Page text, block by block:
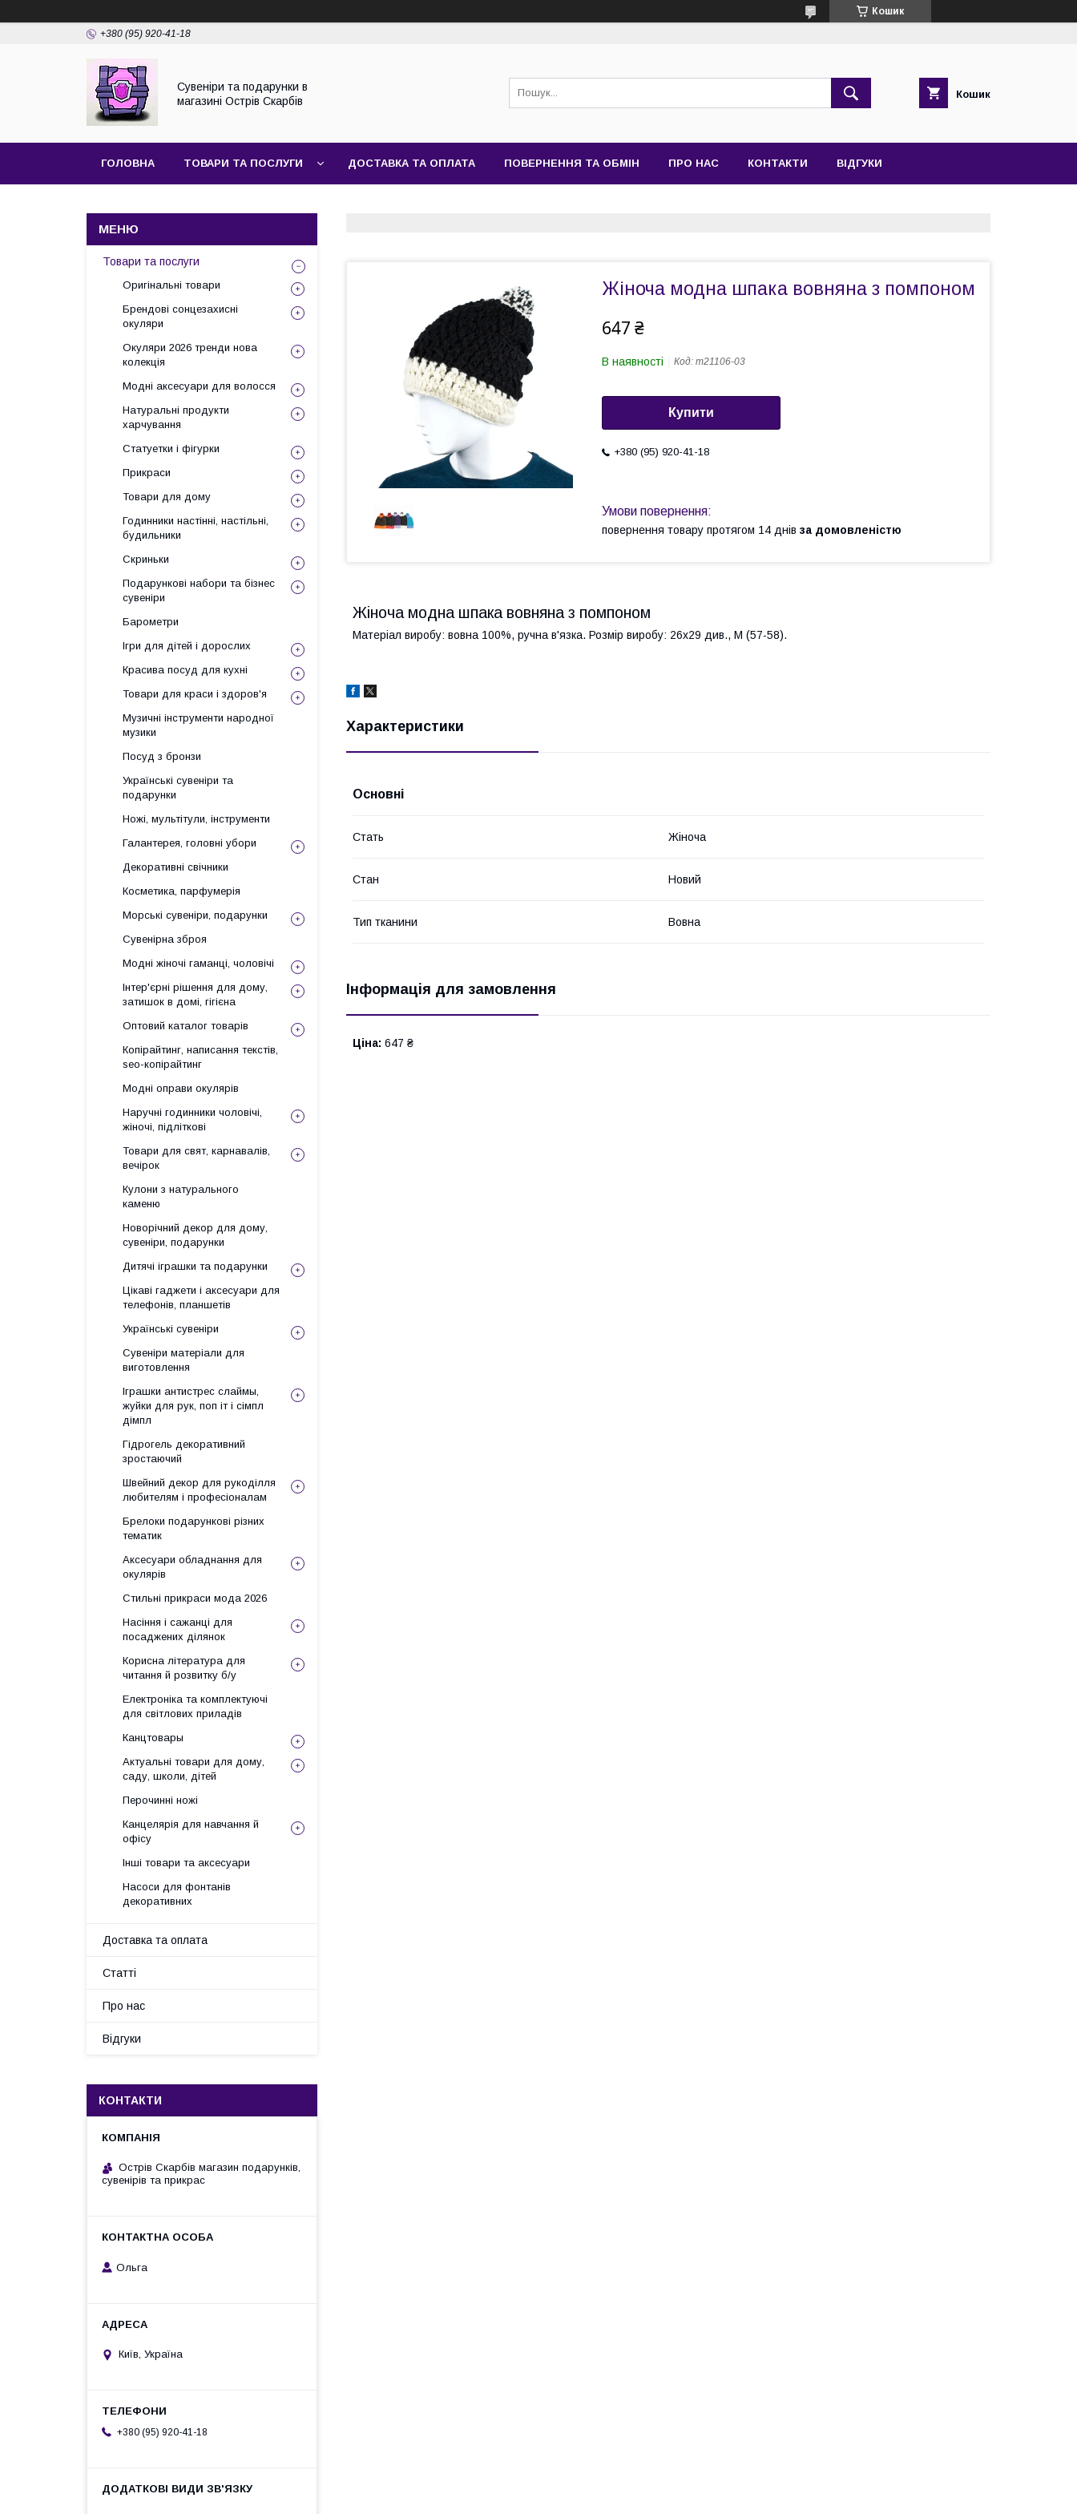
Кошик
+380 (95) 920-41-18
Сувеніри та подарунки в
магазині Острів Скарбів
Кошик
ГОЛОВНА ТОВАРИ ТА ПОСЛУГИ ДОСТАВКА ТА ОПЛАТА ПОВЕРНЕННЯ ТА ОБМІН ПРО НАС КОНТАКТИ ВІДГУКИ
Жіноча модна шпака вовняна з помпоном
647 ₴
В наявності Код: m21106-03
Купити
+380 (95) 920-41-18
повернення товару протягом 14 днів за домовленістю
Жіноча модна шпака вовняна з помпоном
Матеріал виробу: вовна 100%, ручна в'язка. Розмір виробу: 26х29 див., М (57-58).
Характеристики
Основні
Стать Жіноча
Стан Новий
Тип тканини Вовна
Інформація для замовлення
Ціна: 647 ₴
Товари та послуги
Оригінальні товари
Брендові сонцезахисні
окуляри
Окуляри 2026 тренди нова
колекція
Модні аксесуари для волосся
Натуральні продукти
харчування
Статуетки і фігурки
Прикраси
Товари для дому
Годинники настінні, настільні,
будильники
Скриньки
Подарункові набори та бізнес
сувеніри
Барометри
Ігри для дітей і дорослих
Красива посуд для кухні
Товари для краси і здоров'я
Музичні інструменти народної
музики
Посуд з бронзи
Українські сувеніри та
подарунки
Ножі, мультітули, інструменти
Галантерея, головні убори
Декоративні свічники
Косметика, парфумерія
Морські сувеніри, подарунки
Сувенірна зброя
Модні жіночі гаманці, чоловічі
Інтер'єрні рішення для дому,
затишок в домі, гігієна
Оптовий каталог товарів
Копірайтинг, написання текстів,
seo-копірайтинг
Модні оправи окулярів
Наручні годинники чоловічі,
жіночі, підліткові
Товари для свят, карнавалів,
вечірок
Кулони з натурального
каменю
Новорічний декор для дому,
сувеніри, подарунки
Дитячі іграшки та подарунки
Цікаві гаджети і аксесуари для
телефонів, планшетів
Українські сувеніри
Сувеніри матеріали для
виготовлення
Іграшки антистрес слаймы,
жуйки для рук, поп іт і сімпл
дімпл
Гідрогель декоративний
зростаючий
Швейний декор для рукоділля
любителям і професіоналам
Брелоки подарункові різних
тематик
Аксесуари обладнання для
окулярів
Стильні прикраси мода 2026
Насіння і сажанці для
посаджених ділянок
Корисна література для
читання й розвитку б/у
Електроніка та комплектуючі
для світлових приладів
Канцтовары
Актуальні товари для дому,
саду, школи, дітей
Перочинні ножі
Канцелярія для навчання й
офісу
Інші товари та аксесуари
Насоси для фонтанів
декоративних
Доставка та оплата
Статті
Про нас
Відгуки
КОНТАКТИ
Острів Скарбів магазин подарунків,
сувенірів та прикрас
Ольга
Київ, Україна
+380 (95) 920-41-18